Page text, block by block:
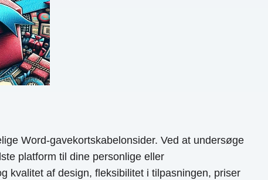
Word-gavekortskabelonsider. Ved at undersøge
platform til dine personlige eller
kvalitet af design, fleksibilitet i tilpasningen, priser